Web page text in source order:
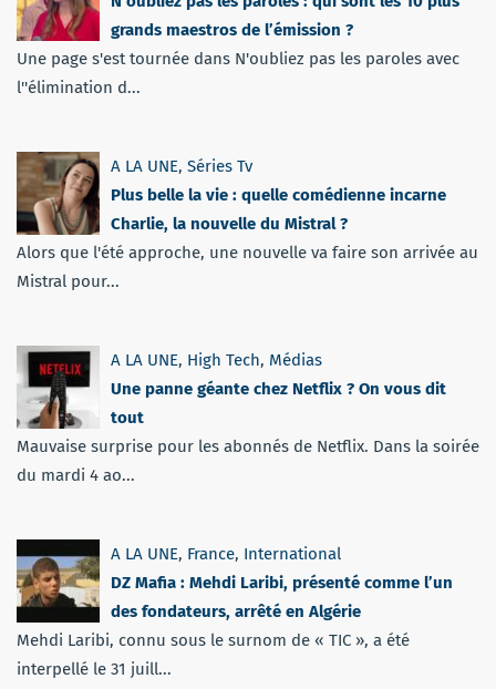
grands maestros de l’émission ?
Une page s'est tournée dans N'oubliez pas les paroles avec
l''élimination d...
A LA UNE, Séries Tv
Plus belle la vie : quelle comédienne incarne
Charlie, la nouvelle du Mistral ?
Alors que l'été approche, une nouvelle va faire son arrivée au
Mistral pour...
A LA UNE, High Tech, Médias
Une panne géante chez Netflix ? On vous dit
tout
Mauvaise surprise pour les abonnés de Netflix. Dans la soirée
du mardi 4 ao...
A LA UNE, France, International
DZ Mafia : Mehdi Laribi, présenté comme l’un
des fondateurs, arrêté en Algérie
Mehdi Laribi, connu sous le surnom de « TIC », a été
interpellé le 31 juill...